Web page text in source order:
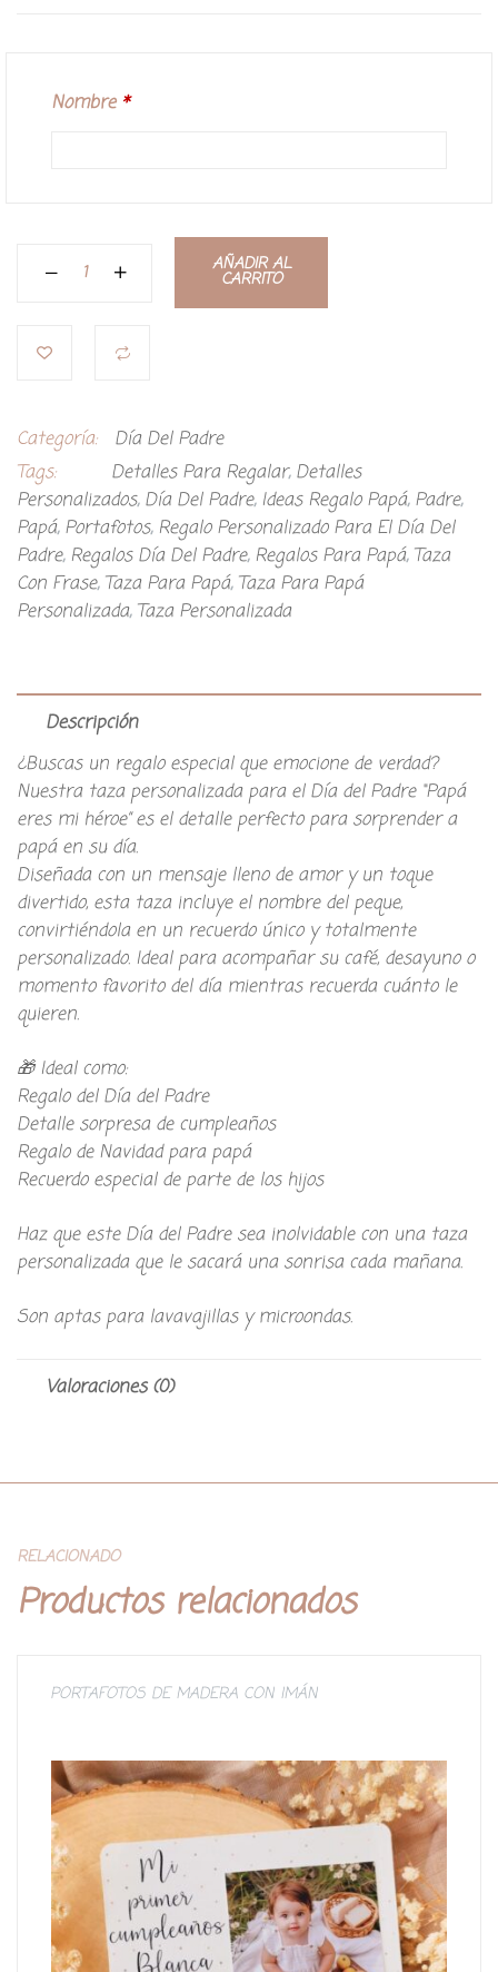
Nombre *
AÑADIR AL
CARRITO
Categoría:
Día Del Padre
Tags:
Detalles Para Regalar, Detalles
Personalizados, Día Del Padre, Ideas Regalo Papá, Padre,
Papá, Portafotos, Regalo Personalizado Para El Día Del
Padre, Regalos Día Del Padre, Regalos Para Papá, Taza
Con Frase, Taza Para Papá, Taza Para Papá
Personalizada, Taza Personalizada
Descripción
¿Buscas un regalo especial que emocione de verdad?
Nuestra taza personalizada para el Día del Padre “Papá
eres mi héroe” es el detalle perfecto para sorprender a
papá en su día.
Diseñada con un mensaje lleno de amor y un toque
divertido, esta taza incluye el nombre del peque,
convirtiéndola en un recuerdo único y totalmente
personalizado. Ideal para acompañar su café, desayuno o
momento favorito del día mientras recuerda cuánto le
quieren.
🎁 Ideal como:
Regalo del Día del Padre
Detalle sorpresa de cumpleaños
Regalo de Navidad para papá
Recuerdo especial de parte de los hijos
Haz que este Día del Padre sea inolvidable con una taza
personalizada que le sacará una sonrisa cada mañana.
Son aptas para lavavajillas y microondas.
Valoraciones (0)
RELACIONADO
Productos relacionados
PORTAFOTOS DE MADERA CON IMÁN